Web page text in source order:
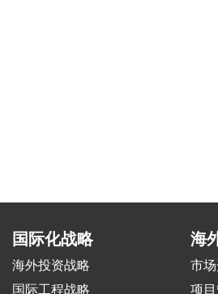
国际化战略
海外投资战略
国际工程战略
海
市
项